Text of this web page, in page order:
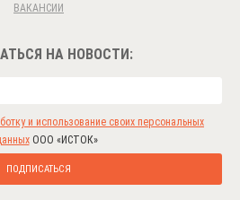
ВАКАНСИИ
НА НОВОСТИ:
и использование своих персональных
ООО «ИСТОК»
ПОДПИСАТЬСЯ